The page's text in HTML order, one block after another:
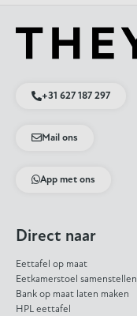
+31 627 187 297
Mail ons
App met ons
Direct naar
Eettafel op maat
Eetkamerstoel samenstellen
Bank op maat laten maken
HPL eettafel